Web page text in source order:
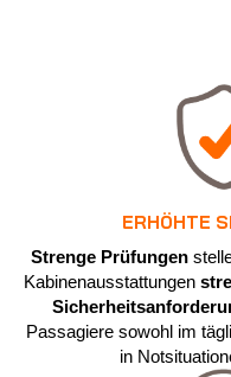
ERHÖHTE
Strenge Prüfungen
Kabinenausstattungen
Passagiere sowohl im
in